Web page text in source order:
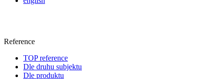
Reference
TOP reference
Dle druhu subjektu
Dle produktu